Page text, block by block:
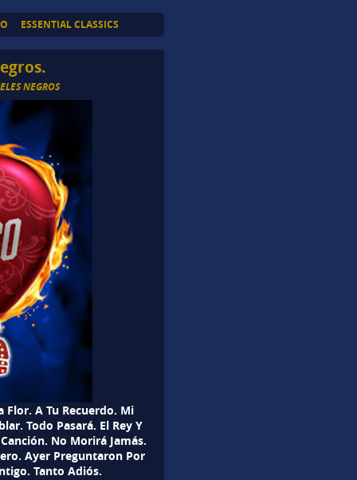
ESSENTIAL CLASSICS
NEGROS
Flor. A Tu Recuerdo. Mi
Todo Pasará. El Rey Y
No Morirá Jamás.
Ayer Preguntaron Por
Tanto Adiós.